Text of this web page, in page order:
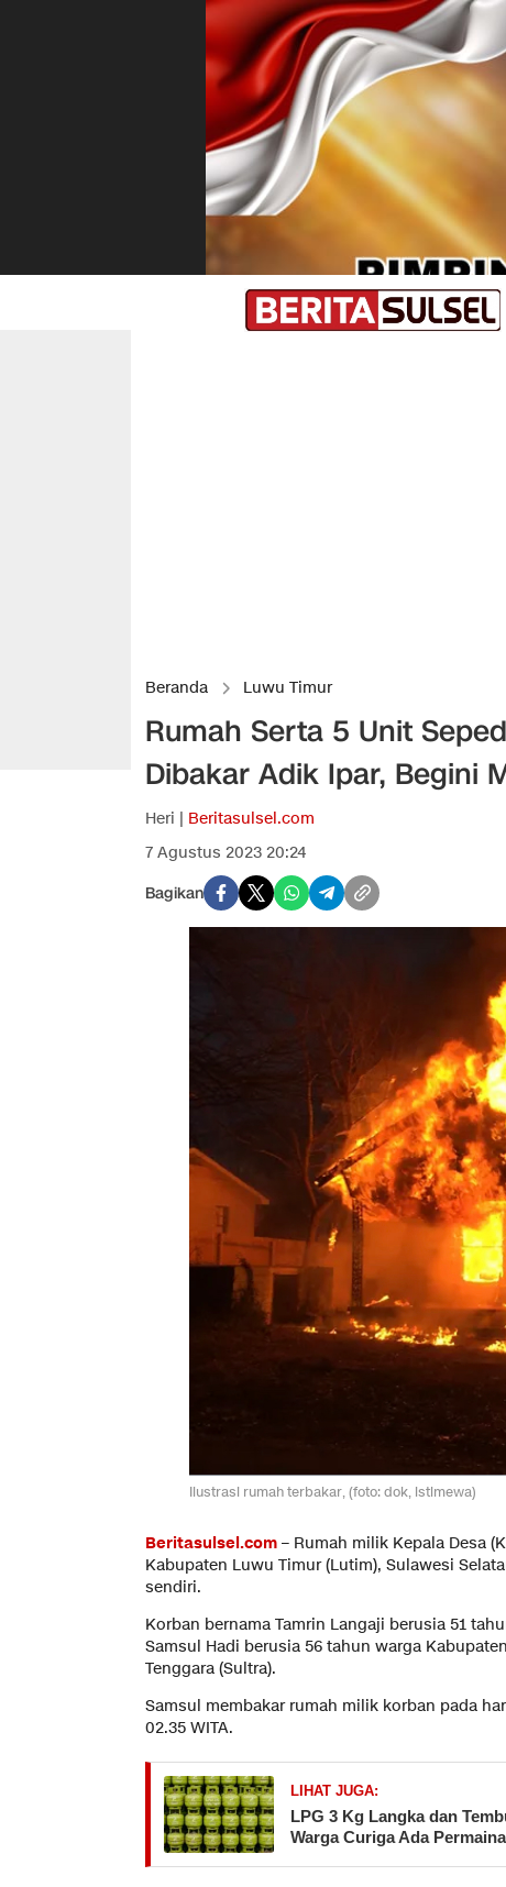
Beranda Luwu Timur
Rumah Serta 5 Unit
Dibakar Adik Ipar, Begini
Heri | Beritasulsel.com
7 Agustus 2023 20:24
Bagikan
Ilustrasi rumah terbakar, (foto: dok, istimewa)
Beritasulsel.com – Rumah milik Kepala Desa
Kabupaten Luwu Timur (Lutim), Sulawesi
sendiri.
Korban bernama Tamrin Langaji berusia 51
Samsul Hadi berusia 56 tahun warga
Tenggara (Sultra).
Samsul membakar rumah milik korban pada
02.35 WITA.
LIHAT JUGA:
LPG 3 Kg Langka dan
Warga Curiga Ada